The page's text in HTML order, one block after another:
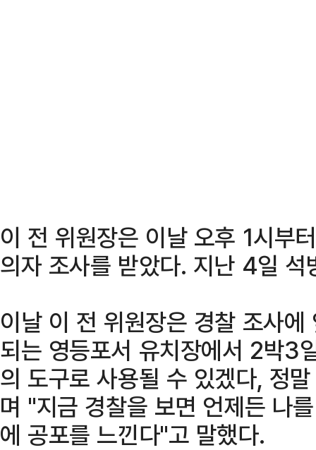
이 전 위원장은 이날 오후 1시부
의자 조사를 받았다. 지난 4일
이날 이 전 위원장은 경찰 조사
되는 영등포서 유치장에서 2박3
의 도구로 사용될 수 있겠다, 정
며 "지금 경찰을 보면 언제든 나
에 공포를 느낀다"고 말했다.